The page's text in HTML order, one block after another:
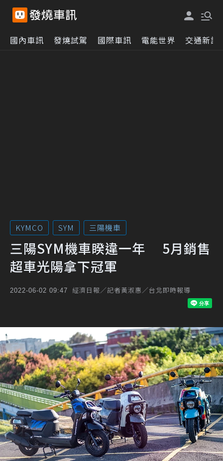
國內車訊 發燒試駕 國際車訊 電能世界 交通新訊
KYMCO SYM 三陽機車
三陽SYM機車睽違一年 5月銷售
超車光陽拿下冠軍
2022-06-02 09:47 經濟日報／記者黃淑惠／台北即時報導